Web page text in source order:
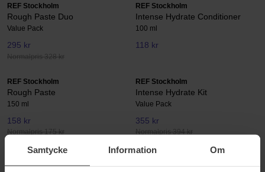
Samtycke Information Om
REF Stockholm
Rough Paste Duo
Value Pack
295 kr
Normalpris 328 kr
REF Stockholm
Intense Hydrate Conditioner
100 ml
118 kr
REF Stockholm
Rough Paste
150 ml
158 kr
Normalpris 175 kr
REF Stockholm
Intense Hydrate Kit
Value Pack
355 kr
Normalpris 394 kr
REF Stockholm
Detangling Spray Root to Top